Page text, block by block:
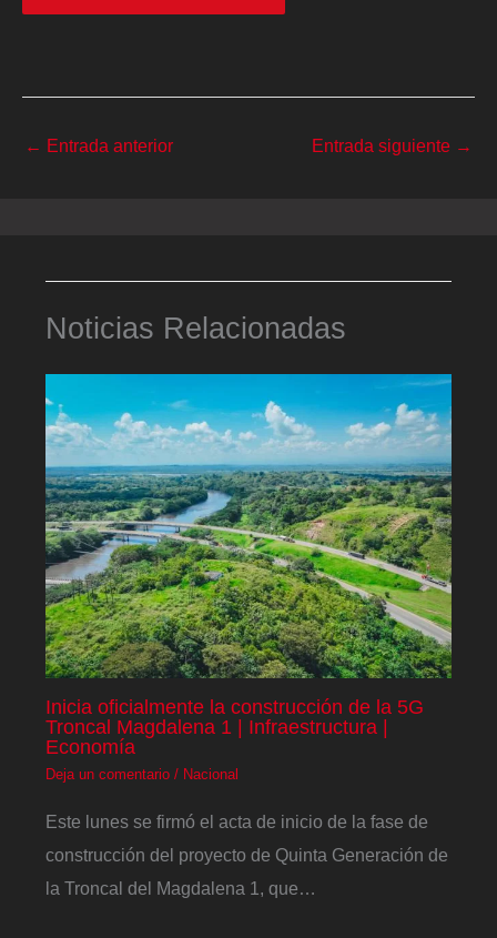
← Entrada anterior Entrada siguiente →
Noticias Relacionadas
Inicia oficialmente la construcción de la 5G
Troncal Magdalena 1 | Infraestructura |
Economía
Deja un comentario / Nacional
Este lunes se firmó el acta de inicio de la fase de
construcción del proyecto de Quinta Generación de
la Troncal del Magdalena 1, que…